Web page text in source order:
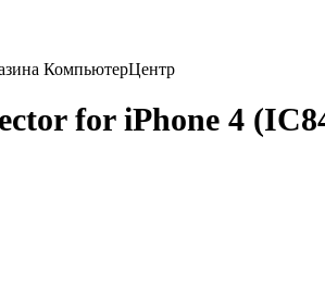
for iPhone 4